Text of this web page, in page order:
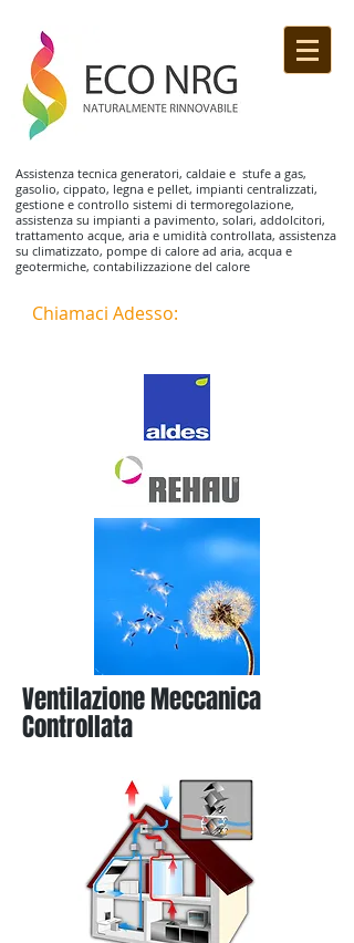
Assistenza tecnica generatori, caldaie e stufe a gas,
gasolio, cippato, legna e pellet, impianti centralizzati,
gestione e controllo sistemi di termoregolazione,
assistenza su impianti a pavimento, solari, addolcitori,
trattamento acque, aria e umidità controllata, assistenza
su climatizzato, pompe di calore ad aria, acqua e
geotermiche, contabilizzazione del calore
Chiamaci Adesso:
Ventilazione Meccanica
Controllata